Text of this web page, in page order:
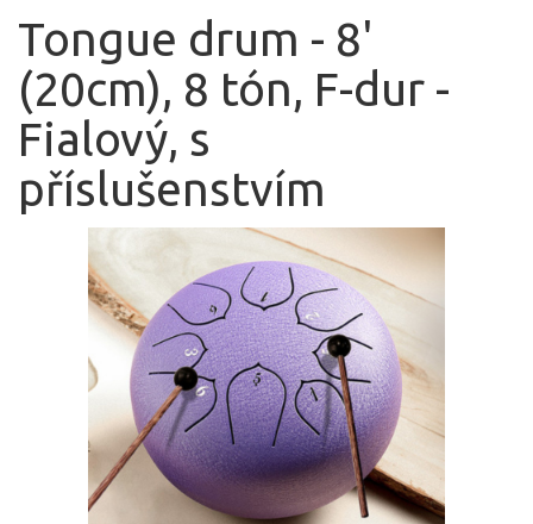
Tongue drum - 8'
(20cm), 8 tón, F-dur -
Fialový, s
příslušenstvím